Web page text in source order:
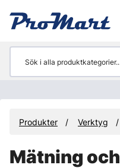
Produkter Verktyg
Mätning